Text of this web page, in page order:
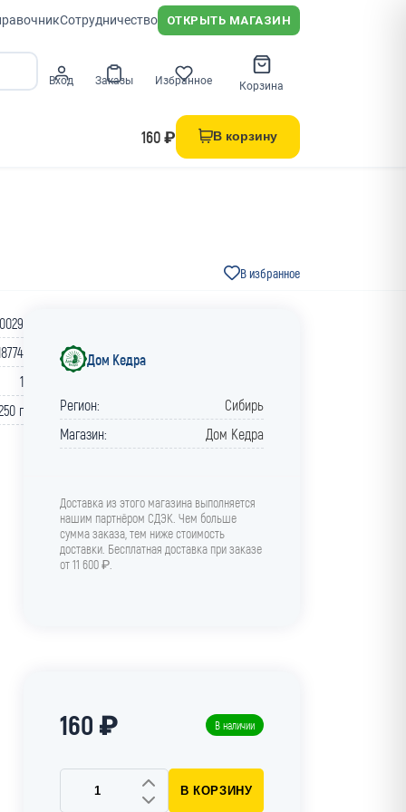
Сотрудничество ОТКРЫТЬ МАГАЗИН
Вход Заказы Избранное Корзина
160 ₽ В корзину
В избранное
1
г
Дом Кедра
Регион:
Сибирь
Магазин:
Дом Кедра
Доставка из этого магазина выполняется
нашим партнёром СДЭК. Чем больше
сумма заказа, тем ниже стоимость
доставки. Бесплатная доставка при заказе
от 11 600 ₽.
160 ₽ В наличии
В КОРЗИНУ